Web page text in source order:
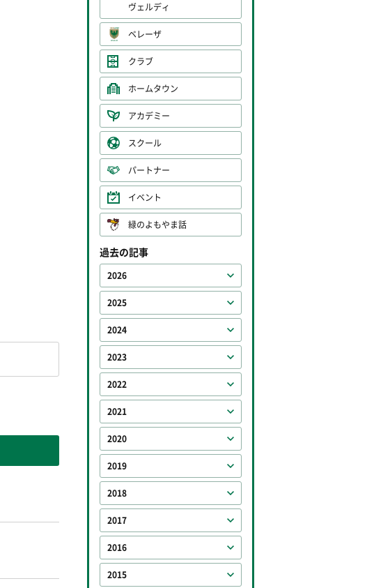
ヴェルディ
ベレーザ
クラブ
ホームタウン
アカデミー
スクール
パートナー
イベント
緑のよもやま話
過去の記事
2026
2025
2024
2023
2022
2021
2020
2019
2018
2017
2016
2015